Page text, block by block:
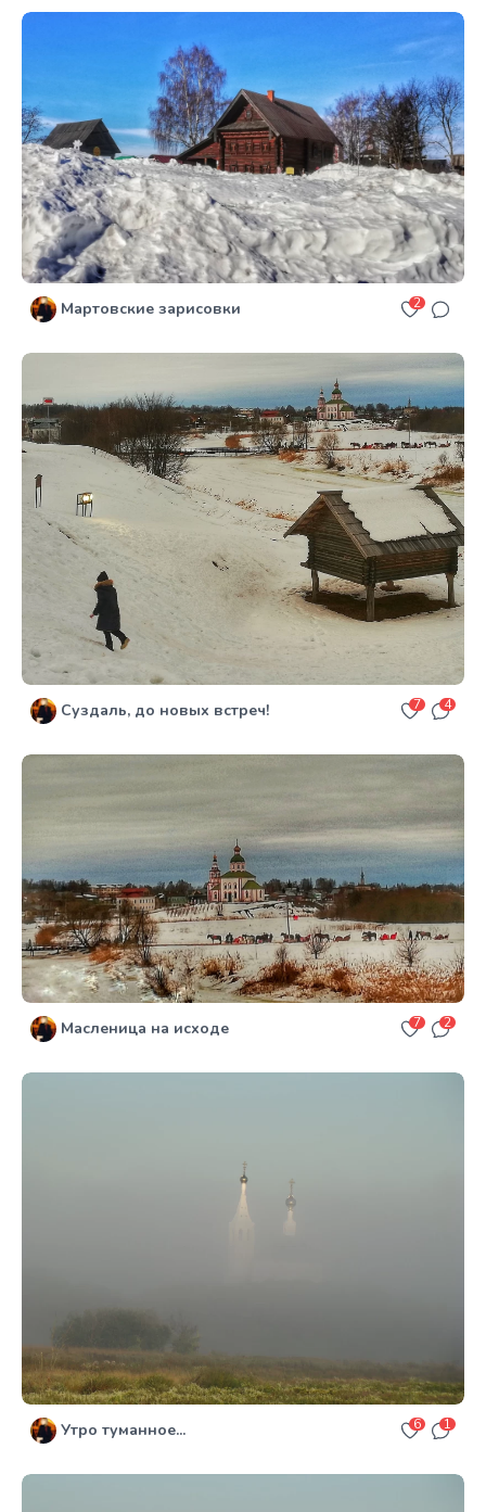
Мартовские зарисовки 2
Суздаль, до новых встреч! 7 4
Масленица на исходе 7 2
Утро туманное... 6 1